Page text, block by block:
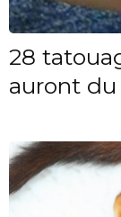
28
auront